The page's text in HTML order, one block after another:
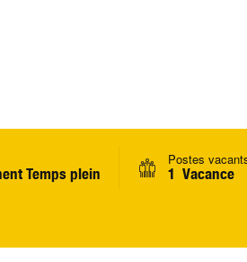
Temps plein
Postes
1 Vacance